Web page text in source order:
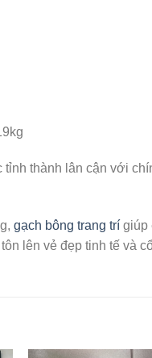
tỉnh thành lân cận với
gạch bông trang trí giúp
lên vẻ đẹp tinh tế và